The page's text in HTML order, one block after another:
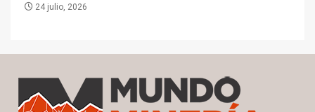
24 julio, 2026